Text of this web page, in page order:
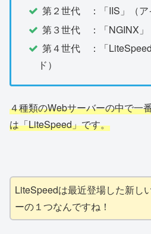
第２世代 ：「IIS」（ア
第３世代 ：「NGINX」
第４世代 ：「
ド）
４種類のWebサーバーの中で一
は「LiteSpeed」です。
LiteSpeedは最近登場した新し
ーの１つなんですね！